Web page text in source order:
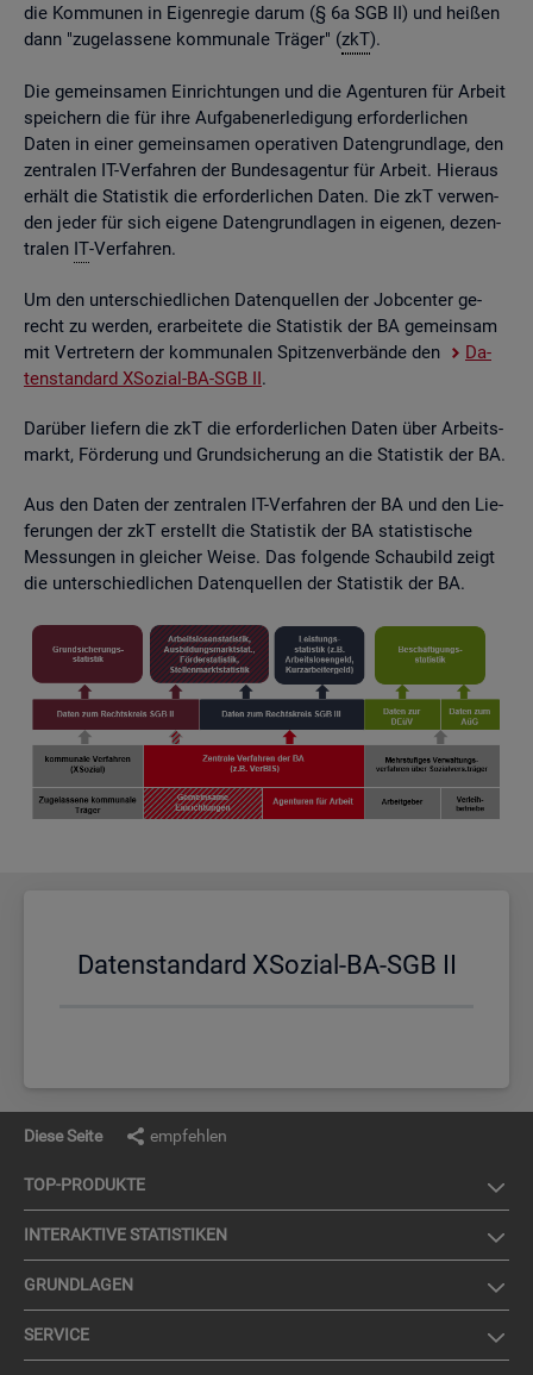
die Kom­mu­nen in Ei­gen­re­gie darum (§ 6a SGB II) und hei­ßen
dann "zu­ge­las­se­ne kom­mu­na­le Trä­ger" (zkT).
Die ge­mein­sa­men Ein­rich­tun­gen und die Agen­tu­ren für Ar­beit
spei­chern die für ihre Auf­ga­ben­er­le­di­gung er­for­der­li­chen
Daten in einer ge­mein­sa­men ope­ra­ti­ven Da­ten­grund­la­ge, den
zen­tra­len IT-Ver­fah­ren der Bun­des­agen­tur für Ar­beit. Hier­aus
er­hält die Sta­tis­tik die er­for­der­li­chen Daten. Die zkT ver­wen­
den jeder für sich ei­ge­ne Da­ten­grund­la­gen in ei­ge­nen, de­zen­
tra­len IT-Ver­fah­ren.
Um den un­ter­schied­li­chen Da­ten­quel­len der Job­cen­ter ge­
recht zu wer­den, er­ar­bei­te­te die Sta­tis­tik der BA ge­mein­sam
mit Ver­tre­tern der kom­mu­na­len Spit­zen­ver­bän­de den
Da­
ten­stan­dard XSo­zi­al-BA-SGB II.
Dar­über lie­fern die zkT die er­for­der­li­chen Daten über Ar­beits­
markt, För­de­rung und Grund­si­che­rung an die Sta­tis­tik der BA.
Aus den Daten der zen­tra­len IT-Ver­fah­ren der BA und den Lie­
fe­run­gen der zkT er­stellt die Sta­tis­tik der BA sta­tis­ti­sche
Mes­sun­gen in glei­cher Weise. Das fol­gen­de Schau­bild zeigt
die un­ter­schied­li­chen Da­ten­quel­len der Sta­tis­tik der BA.
Da­ten­stan­dard XSo­zi­al-BA-SGB II
Diese Seite empfehlen
TOP-PRO­DUK­TE
IN­TER­AK­TI­VE STA­TIS­TI­KEN
GRUND­LA­GEN
SER­VICE